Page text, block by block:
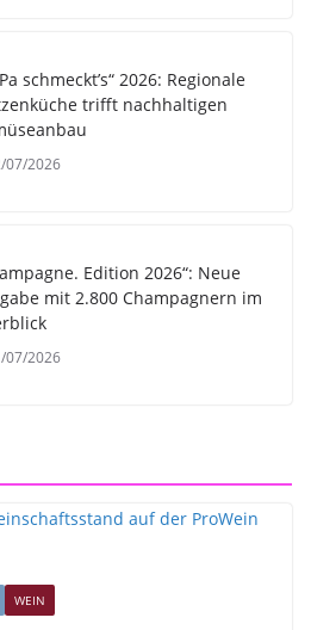
schmeckt’s“ 2026: Regionale
trifft nachhaltigen
07/2026
Edition 2026“: Neue
mit 2.800 Champagnern im
07/2026
WEIN